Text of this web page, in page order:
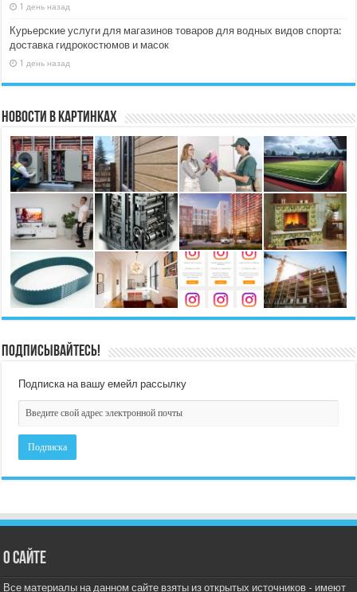
1 день назад
Курьерские услуги для магазинов товаров для водных видов спорта:
доставка гидрокостюмов и масок
1 день назад
Новости в картинках
Подписывайтесь!
Подписка на вашу емейл рассылку
О сайте
Все материалы на данном сайте взяты из открытых источников - имеют